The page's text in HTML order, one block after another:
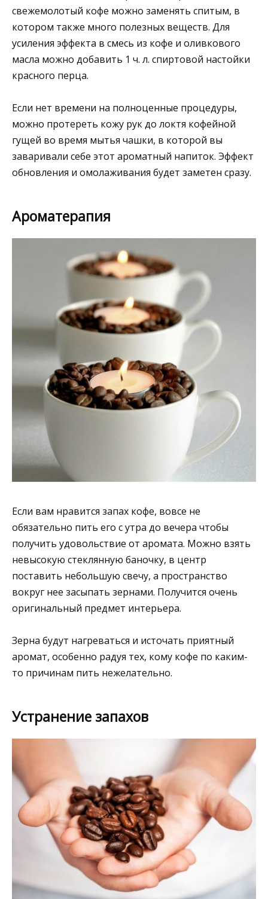
свежемолотый кофе можно заменять спитым, в
котором также много полезных веществ. Для
усиления эффекта в смесь из кофе и оливкового
масла можно добавить 1 ч. л. спиртовой настойки
красного перца.
Если нет времени на полноценные процедуры,
можно протереть кожу рук до локтя кофейной
гущей во время мытья чашки, в которой вы
заваривали себе этот ароматный напиток. Эффект
обновления и омолаживания будет заметен сразу.
Ароматерапия
Если вам нравится запах кофе, вовсе не
обязательно пить его с утра до вечера чтобы
получить удовольствие от аромата. Можно взять
невысокую стеклянную баночку, в центр
поставить небольшую свечу, а пространство
вокруг нее засыпать зернами. Получится очень
оригинальный предмет интерьера.
Зерна будут нагреваться и источать приятный
аромат, особенно радуя тех, кому кофе по каким-
то причинам пить нежелательно.
Устранение запахов